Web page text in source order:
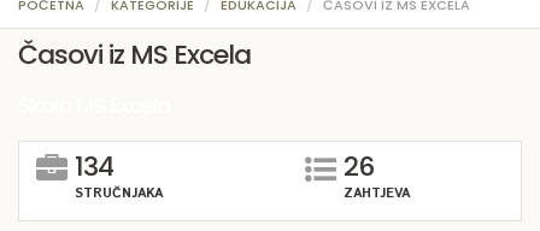
POČETNA KATEGORIJE EDUKACIJA ČASOVI IZ MS EXCELA
Časovi iz MS Excela
134
STRUČNJAKA
26
ZAHTJEVA